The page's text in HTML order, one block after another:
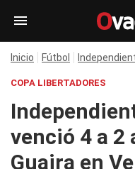
Inicio Fútbol
COPA LIBERTADORES
venció 4 a 2
Guaira en